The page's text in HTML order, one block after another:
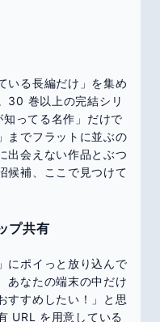
いる長編だけ」を集め
30 巻以上の完結シリ
ってる名作」だけで
までフラットに並ぶの
出会えない作品とぶつ
候補、ここで見つけて
プ共有
にポイっと放り込んで
あなたの端末の中だけ
すすめしたい！」と思
URL を用意している